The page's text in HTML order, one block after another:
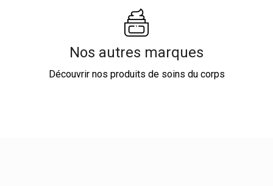
Nos autres marques
Découvrir nos produits de soins du corps